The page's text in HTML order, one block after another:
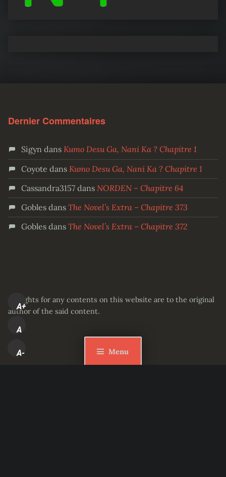
Menu
Dernier Commentaires
Sigyn dans Kumo Desu Ga, Nani Ka ? Chapitre 1
Coyote dans Kumo Desu Ga, Nani Ka ? Chapitre 1
Cassandra3157dans NORDEN – Chapitre 64
Goblesdans The Novel’s Extra – Chapitre 373
Goblesdans The Novel’s Extra – Chapitre 372
All rights for any contents on this website are to the original
author of the said content.
A+
A
A-